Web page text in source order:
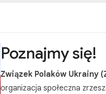
Poznajmy się!
Związek Polaków Ukrainy
organizacja społeczna